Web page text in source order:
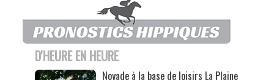
D'HEURE EN HEURE
Noyade à la base de loisirs La Plaine